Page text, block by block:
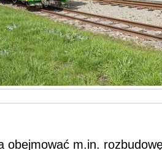
obejmować m.in.